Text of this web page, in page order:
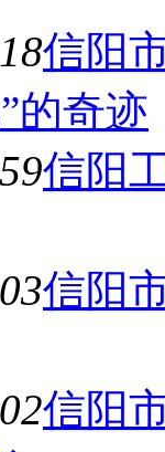
信阳
的奇迹
信阳
信阳
信阳